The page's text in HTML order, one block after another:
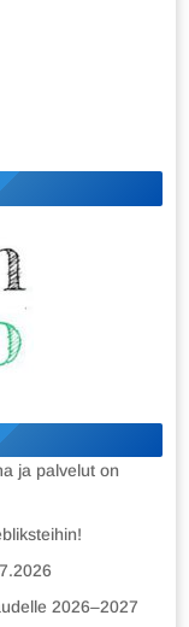
ja palvelut on
2026–2027